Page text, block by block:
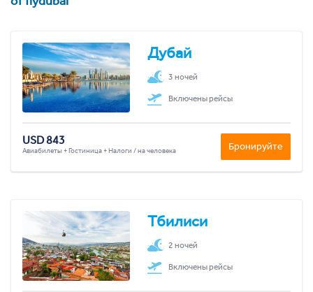
Дубай
3 ночей
Включены рейсы
USD 843
Авиабилеты + Гостиница + Налоги / на человека Бронируйте
Тбилиси
2 ночей
Включены рейсы